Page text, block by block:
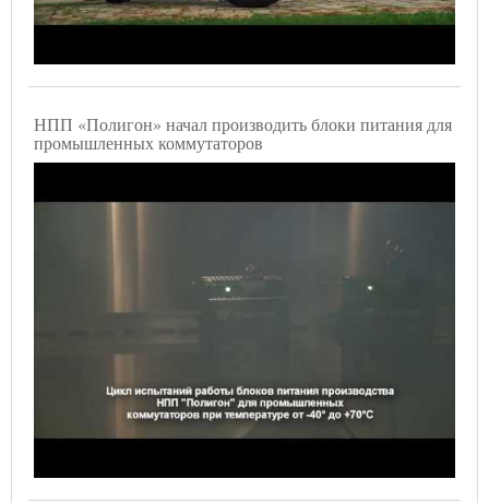
НПП «Полигон» начал производить блоки питания для
промышленных коммутаторов